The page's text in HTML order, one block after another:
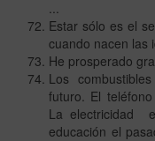
Estar sólo es el
cuando nacen las
He prosperado
Los
futuro. El
La electricidad
educación el